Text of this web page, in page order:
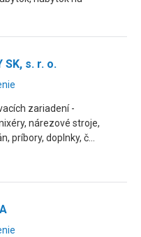
SK, s. r. o.
zariadení -
nárezové stroje,
príbory, doplnky, č...